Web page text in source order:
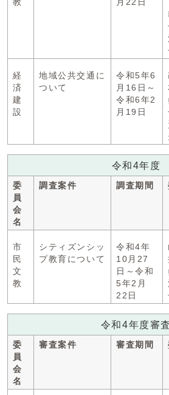
教
月22日
経
済
建
設
地域公共交通に
ついて
令和5年6
月16日～
令和6年2
月19日
令和4年度
委
員
会
名
調査案件 調査期間
市
民
文
教
シティズンシッ
プ教育について
令和4年
10月27
日～令和
5年2月
22日
令和4年度審査
委
員
会
名
審査案件 審査期間